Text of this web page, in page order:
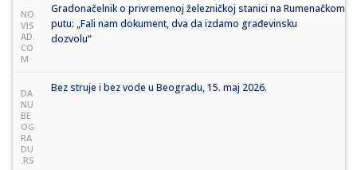
NO
VIS
AD.
CO
M
Gradonačelnik o privremenoj železničkoj stanici na Rumenačkom
putu: „Fali nam dokument, dva da izdamo građevinsku
dozvolu“
DA
NU
BE
OG
RA
DU
.RS
Bez struje i bez vode u Beogradu, 15. maj 2026.